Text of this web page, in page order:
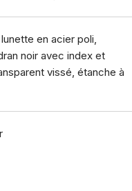
en acier poli,
noir avec index et
vissé, étanche à